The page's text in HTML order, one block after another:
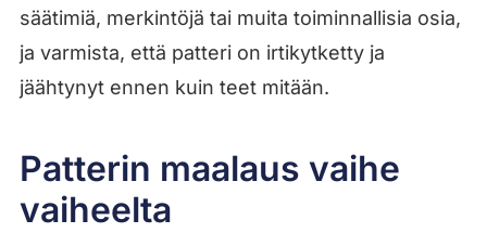
säätimiä, merkintöjä tai muita toiminnallisia osia,
ja varmista, että patteri on irtikytketty ja
jäähtynyt ennen kuin teet mitään.
Patterin maalaus vaihe
vaiheelta